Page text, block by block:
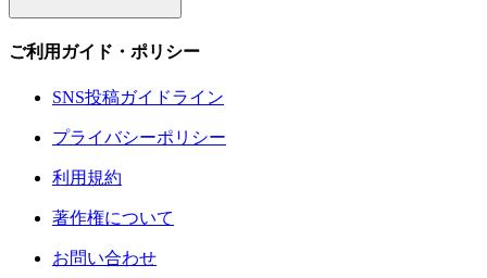
ご利用ガイド・ポリシー
SNS投稿ガイドライン
プライバシーポリシー
利用規約
著作権について
お問い合わせ